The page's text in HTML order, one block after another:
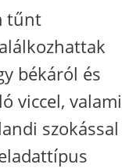
tűnt
békáról és
viccel,